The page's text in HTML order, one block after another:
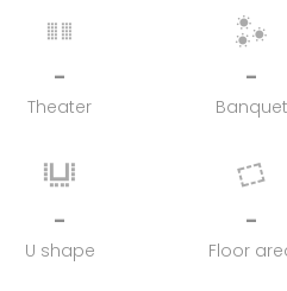
-
Theater
-
Banquet
-
U shape
-
Floor